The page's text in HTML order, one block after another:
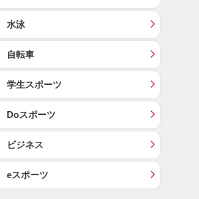
水泳
自転車
学生スポーツ
Doスポーツ
ビジネス
eスポーツ